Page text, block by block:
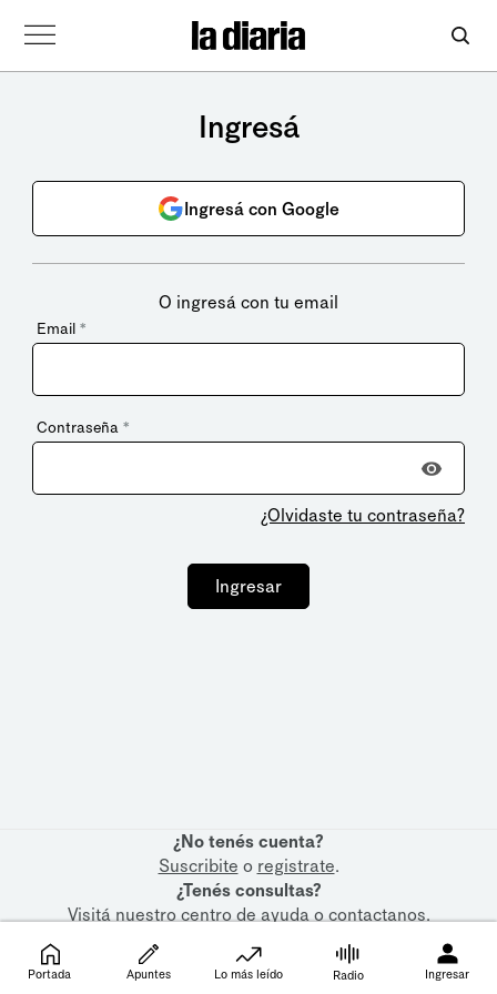
Ingresá
Ingresá con Google
O ingresá con tu email
Email *
Contraseña *
¿Olvidaste tu contraseña?
Ingresar
¿No tenés cuenta?
Suscribite o registrate.
¿Tenés consultas?
Visitá nuestrocentro de ayudaocontactanos.
Portada Apuntes Lo más leído Radio Ingresar